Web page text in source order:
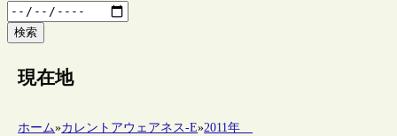
検索
現在地
ホーム»カレントアウェアネス-E»2011年